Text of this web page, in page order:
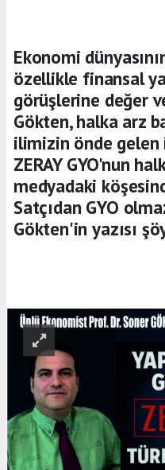
Ekonomi
özellikle finansal
görüşlerine değer
Gökten, halka arz
ilimizin önde
ZERAY GYO'nun
medyadaki
Satçıdan GYO
Gökten'in yazısı